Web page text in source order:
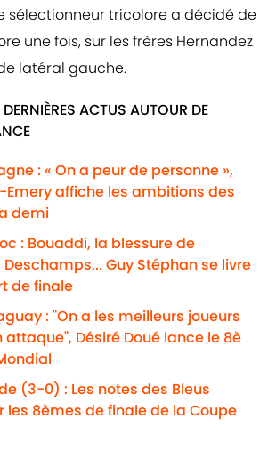
sélectionneur tricolore a décidé de
une fois, sur les frères Hernandez
latéral gauche.
DERNIÈRES ACTUS AUTOUR DE
: « On a peur de personne »,
Emery affiche les ambitions des
demi
: Bouaddi, la blessure de
Guy Stéphan se livre
de finale
: "On a les meilleurs joueurs
Désiré Doué lance le 8è
(3-0) : Les notes des Bleus
les 8èmes de finale de la Coupe